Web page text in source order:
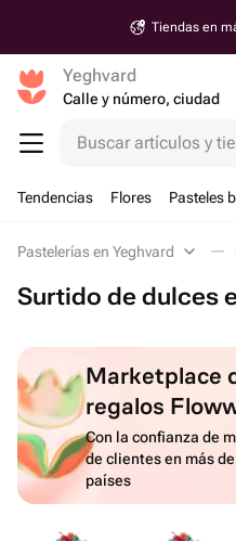
Tiendas en
Yeghvard
Calle y número, ciudad
Buscar artículos y
Tendencias Flores Pasteles
Pastelerías en Yeghvard
Surtido de dulces
Marketplace
regalos
Con la confianza de
de clientes en más
países